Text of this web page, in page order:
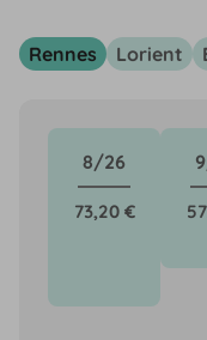
Rennes Lorient
8/26
73,20 €